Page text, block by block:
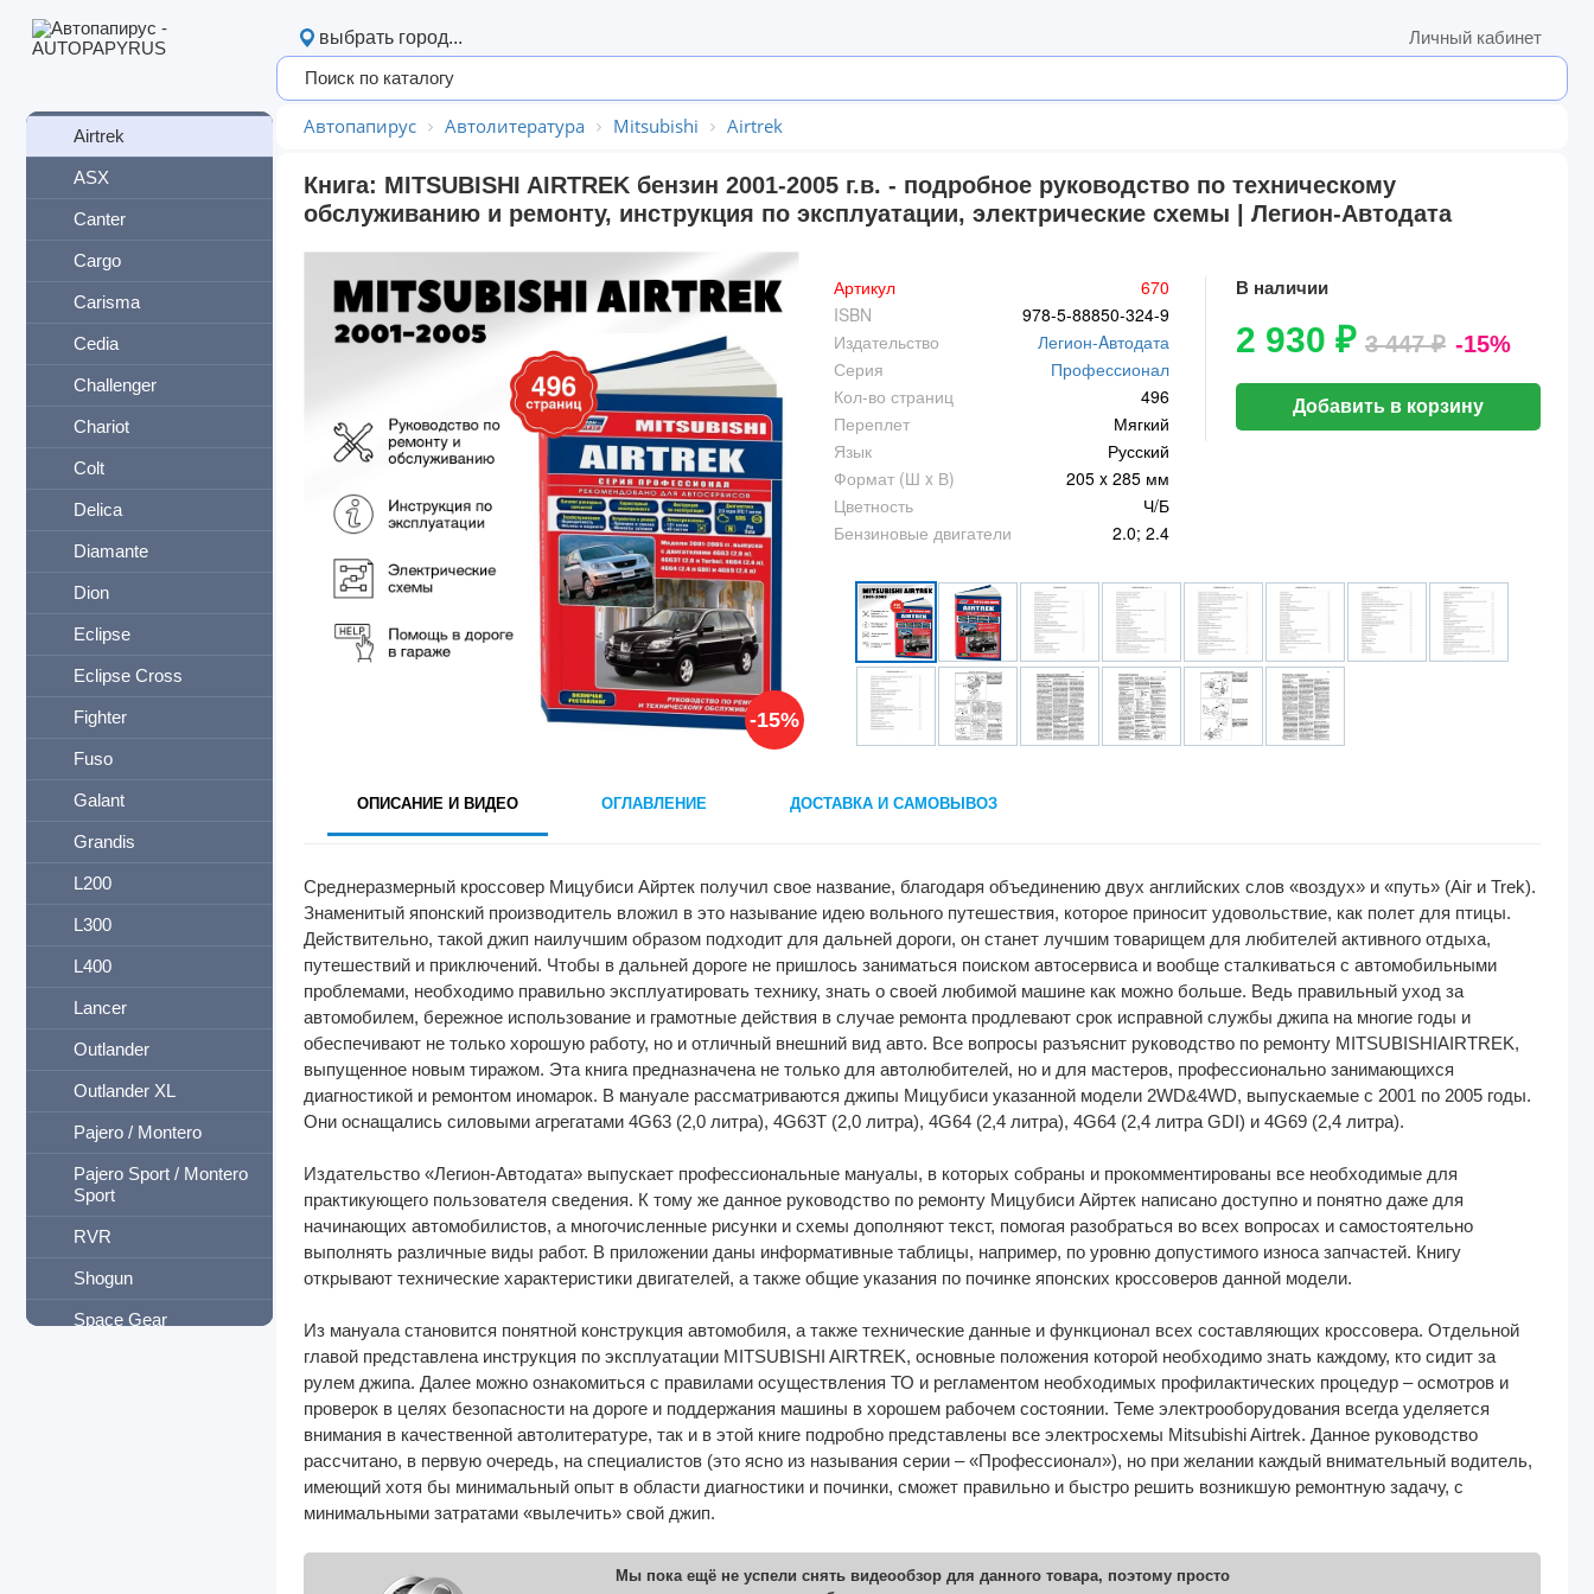
Mini
Airtrek
ASX
Canter
Cargo
Carisma
Cedia
Challenger
Chariot
Colt
Delica
Diamante
Dion
Eclipse
Eclipse Cross
Fighter
Fuso
Galant
Grandis
L200
L300
L400
Lancer
Outlander
Outlander XL
Pajero / Montero
Pajero Sport / Montero
Sport
RVR
Shogun
Space Gear
выбрать город... Личный кабинет
Автопапирус Автолитература Mitsubishi Airtrek
Книга: MITSUBISHI AIRTREK бензин 2001-2005 г.в. - подробное руководство по техническому
обслуживанию и ремонту, инструкция по эксплуатации, электрические схемы | Легион-Aвтодата
-15%
Артикул
670
ISBN
978-5-88850-324-9
Издательство
Легион-Aвтодата
Серия
Профессионал
Кол-во страниц
496
Переплет
Мягкий
Язык
Русский
Формат (Ш x В)
205 x 285 мм
Цветность
Ч/Б
Бензиновые двигатели
2.0; 2.4
В наличии
2 930 ₽3 447 ₽ -15%
Добавить в корзину
ОПИСАНИЕ И ВИДЕО ОГЛАВЛЕНИЕ ДОСТАВКА И САМОВЫВОЗ
Среднеразмерный кроссовер Мицубиси Айртек получил свое название, благодаря объединению двух английских слов «воздух» и «путь» (Air и Trek).
Знаменитый японский производитель вложил в это называние идею вольного путешествия, которое приносит удовольствие, как полет для птицы.
Действительно, такой джип наилучшим образом подходит для дальней дороги, он станет лучшим товарищем для любителей активного отдыха,
путешествий и приключений. Чтобы в дальней дороге не пришлось заниматься поиском автосервиса и вообще сталкиваться с автомобильными
проблемами, необходимо правильно эксплуатировать технику, знать о своей любимой машине как можно больше. Ведь правильный уход за
автомобилем, бережное использование и грамотные действия в случае ремонта продлевают срок исправной службы джипа на многие годы и
обеспечивают не только хорошую работу, но и отличный внешний вид авто. Все вопросы разъяснит руководство по ремонту MITSUBISHIAIRTREK,
выпущенное новым тиражом. Эта книга предназначена не только для автолюбителей, но и для мастеров, профессионально занимающихся
диагностикой и ремонтом иномарок. В мануале рассматриваются джипы Мицубиси указанной модели 2WD&4WD, выпускаемые с 2001 по 2005 годы.
Они оснащались силовыми агрегатами 4G63 (2,0 литра), 4G63T (2,0 литра), 4G64 (2,4 литра), 4G64 (2,4 литра GDI) и 4G69 (2,4 литра).
Издательство «Легион-Автодата» выпускает профессиональные мануалы, в которых собраны и прокомментированы все необходимые для
практикующего пользователя сведения. К тому же данное руководство по ремонту Мицубиси Айртек написано доступно и понятно даже для
начинающих автомобилистов, а многочисленные рисунки и схемы дополняют текст, помогая разобраться во всех вопросах и самостоятельно
выполнять различные виды работ. В приложении даны информативные таблицы, например, по уровню допустимого износа запчастей. Книгу
открывают технические характеристики двигателей, а также общие указания по починке японских кроссоверов данной модели.
Из мануала становится понятной конструкция автомобиля, а также технические данные и функционал всех составляющих кроссовера. Отдельной
главой представлена инструкция по эксплуатации MITSUBISHI AIRTREK, основные положения которой необходимо знать каждому, кто сидит за
рулем джипа. Далее можно ознакомиться с правилами осуществления ТО и регламентом необходимых профилактических процедур – осмотров и
проверок в целях безопасности на дороге и поддержания машины в хорошем рабочем состоянии. Теме электрооборудования всегда уделяется
внимания в качественной автолитературе, так и в этой книге подробно представлены все электросхемы Mitsubishi Airtrek. Данное руководство
рассчитано, в первую очередь, на специалистов (это ясно из называния серии – «Профессионал»), но при желании каждый внимательный водитель,
имеющий хотя бы минимальный опыт в области диагностики и починки, сможет правильно и быстро решить возникшую ремонтную задачу, с
минимальными затратами «вылечить» свой джип.
Мы пока ещё не успели снять видеообзор для данного товара, поэтому просто